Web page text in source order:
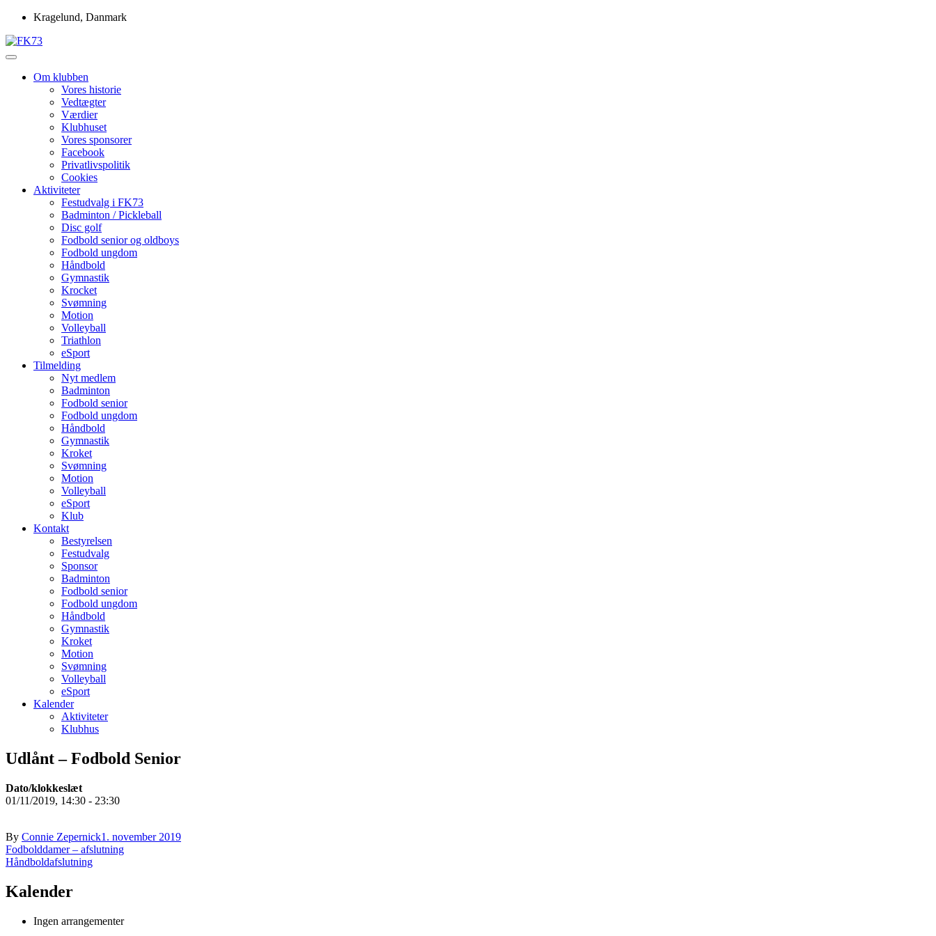
Skip
content
Kragelund, Danmark
FK73
Om klubben
Vores historie
Vedtægter
Værdier
Klubhuset
Vores sponsorer
Facebook
Privatlivspolitik
Cookies
Aktiviteter
Festudvalg i FK73
Badminton / Pickleball
Disc golf
Fodbold senior og oldboys
Fodbold ungdom
Håndbold
Gymnastik
Krocket
Svømning
Motion
Volleyball
Triathlon
eSport
Tilmelding
Nyt medlem
Badminton
Fodbold senior
Fodbold ungdom
Håndbold
Gymnastik
Kroket
Svømning
Motion
Volleyball
eSport
Klub
Kontakt
Bestyrelsen
Festudvalg
Sponsor
Badminton
Fodbold senior
Fodbold ungdom
Håndbold
Gymnastik
Kroket
Motion
Svømning
Volleyball
eSport
Kalender
Aktiviteter
Klubhus
Udlånt – Fodbold Senior
Dato/klokkeslæt
01/11/2019, 14:30 - 23:30
By Connie Zepernick1. november 2019
Indlægsnavigation
Fodbolddamer – afslutning
Håndboldafslutning
Kalender
Ingen arrangementer